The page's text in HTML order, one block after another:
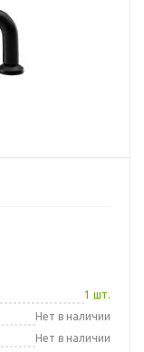
1 шт.
Нет в наличии
Нет в наличии